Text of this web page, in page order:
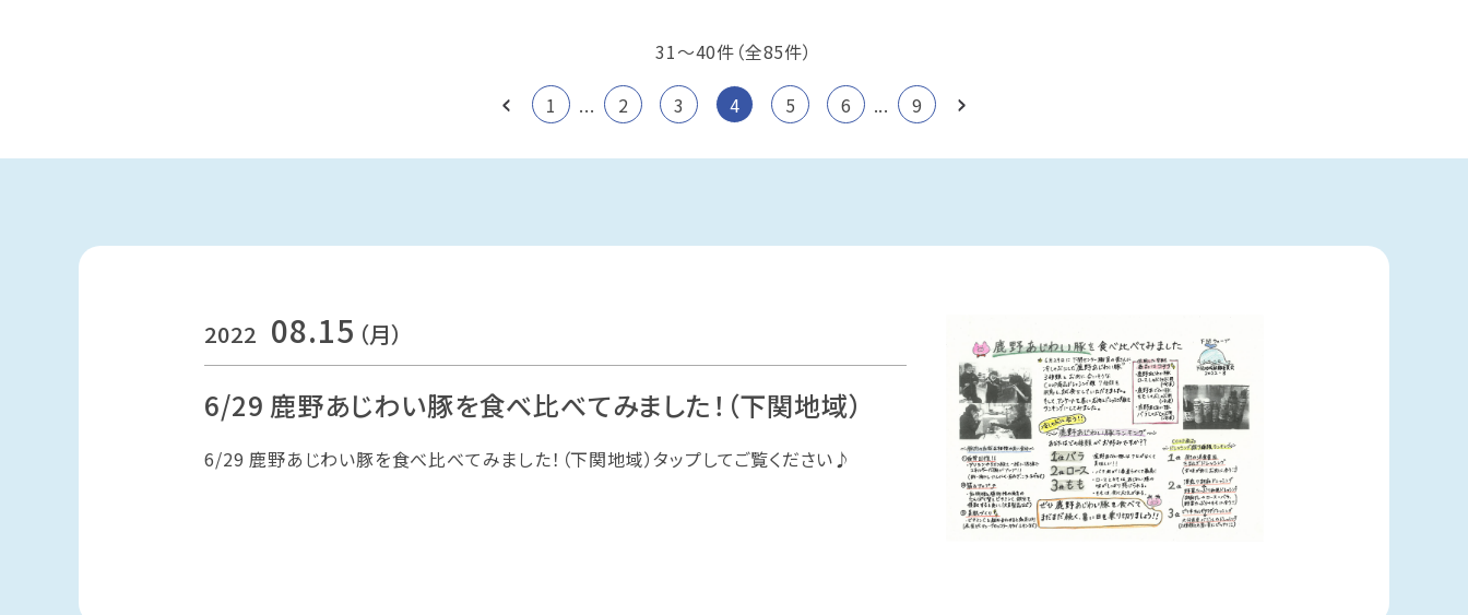
31〜40件（全85件）
1 ... 2 3 4 5 6 ... 9
2022 08.15 （月）
6/29 鹿野あじわい豚を食べ比べてみました！（下関地域）
6/29 鹿野あじわい豚を食べ比べてみました！（下関地域）タップしてご覧ください♪